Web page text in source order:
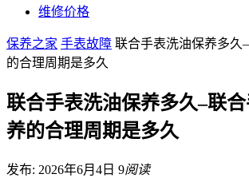
维修价格
保养之家 手表故障 联合手表洗油保养多久
的合理周期是多久
联合手表洗油保养多久–联
养的合理周期是多久
发布: 2026年6月4日 9阅读